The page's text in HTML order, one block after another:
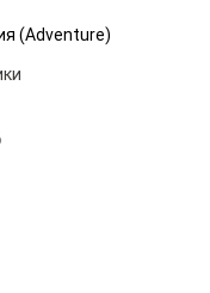
(Adventure)